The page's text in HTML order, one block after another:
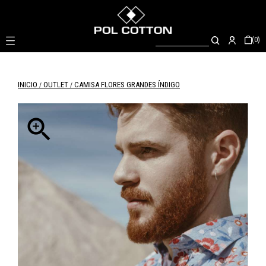
(0)
INICIO OUTLET CAMISA FLORES GRANDES ÍNDIGO
